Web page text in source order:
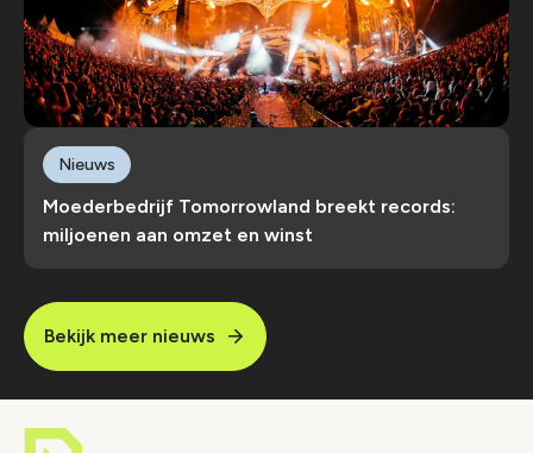
Moederbedrijf Tomorrowland breekt records:
miljoenen aan omzet en winst
Nieuws
Bekijk meer nieuws